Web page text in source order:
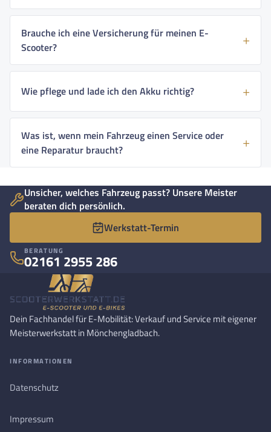
Brauche ich eine Versicherung für meinen E-
Scooter?
Wie pflege und lade ich den Akku richtig?
Was ist, wenn mein Fahrzeug einen Service oder
eine Reparatur braucht?
Unsicher, welches Fahrzeug passt? Unsere Meister
beraten dich persönlich.
Werkstatt-Termin
BERATUNG
02161 2955 286
Dein Fachhandel für E-Mobilität: Verkauf und Service mit eigener
Meisterwerkstatt in Mönchengladbach.
INFORMATIONEN
Datenschutz
Impressum